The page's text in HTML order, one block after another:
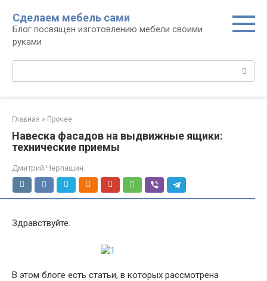
контенту
Сделаем мебель сами
Блог посвящен изготовлению мебели своими
руками
Главная » Прочее
Навеска фасадов на выдвижные ящики:
технические приемы
Дмитрий Черпашин
Здравствуйте.
В этом блоге есть статьи, в которых рассмотрена